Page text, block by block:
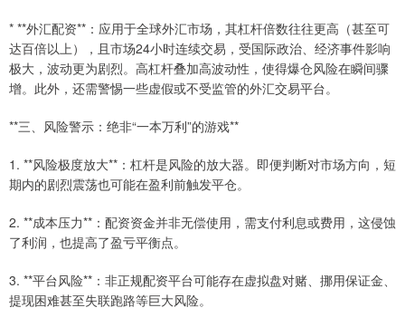
* **外汇配资**：应用于全球外汇市场，其杠杆倍数往往更高（甚至可
达百倍以上），且市场24小时连续交易，受国际政治、经济事件影响
极大，波动更为剧烈。高杠杆叠加高波动性，使得爆仓风险在瞬间骤
增。此外，还需警惕一些虚假或不受监管的外汇交易平台。
**三、风险警示：绝非“一本万利”的游戏**
1. **风险极度放大**：杠杆是风险的放大器。即便判断对市场方向，短
期内的剧烈震荡也可能在盈利前触发平仓。
2. **成本压力**：配资资金并非无偿使用，需支付利息或费用，这侵蚀
了利润，也提高了盈亏平衡点。
3. **平台风险**：非正规配资平台可能存在虚拟盘对赌、挪用保证金、
提现困难甚至失联跑路等巨大风险。